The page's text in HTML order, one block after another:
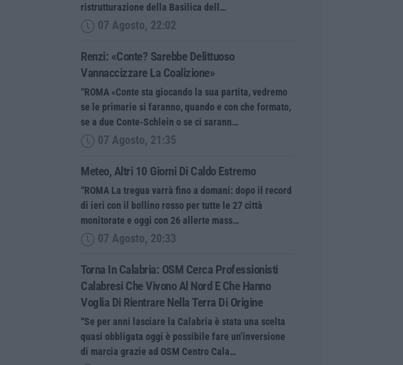
ristrutturazione della Basilica dell…
07 Agosto, 22:02
Renzi: «Conte? Sarebbe Delittuoso
Vannaccizzare La Coalizione»
“ROMA «Conte sta giocando la sua partita, vedremo
se le primarie si faranno, quando e con che formato,
se a due Conte-Schlein o se ci sarann…
07 Agosto, 21:35
Meteo, Altri 10 Giorni Di Caldo Estremo
“ROMA La tregua varrà fino a domani: dopo il record
di ieri con il bollino rosso per tutte le 27 città
monitorate e oggi con 26 allerte mass…
07 Agosto, 20:33
Torna In Calabria: OSM Cerca Professionisti
Calabresi Che Vivono Al Nord E Che Hanno
Voglia Di Rientrare Nella Terra Di Origine
“Se per anni lasciare la Calabria è stata una scelta
quasi obbligata oggi è possibile fare un’inversione
di marcia grazie ad OSM Centro Cala…